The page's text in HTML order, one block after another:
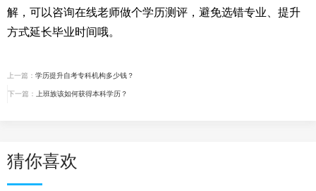
解，可以咨询在线老师做个学历测评，避免选错专业、提升
方式延长毕业时间哦。
上一篇： 学历提升自考专科机构多少钱？
下一篇： 上班族该如何获得本科学历？
猜你喜欢